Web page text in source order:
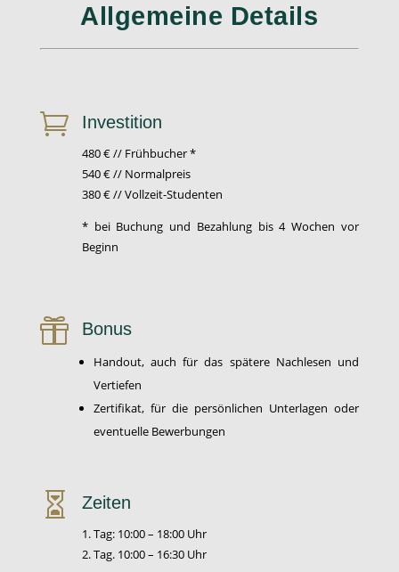
Allgemeine Details
 Investition
480 € // Frühbucher *
540 € // Normalpreis
380 € // Vollzeit-Studenten
* bei Buchung und Bezahlung bis 4 Wochen vor
Beginn
 Bonus
Handout, auch für das spätere Nachlesen und
Vertiefen
Zertifikat, für die persönlichen Unterlagen oder
eventuelle Bewerbungen
 Zeiten
1. Tag: 10:00 – 18:00 Uhr
2. Tag. 10:00 – 16:30 Uhr